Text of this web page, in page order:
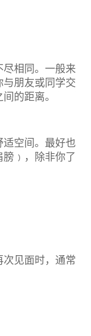
相同。一般来
朋友或同学交
的距离。
空间。最好也
﹚，除非你了
见面时，通常